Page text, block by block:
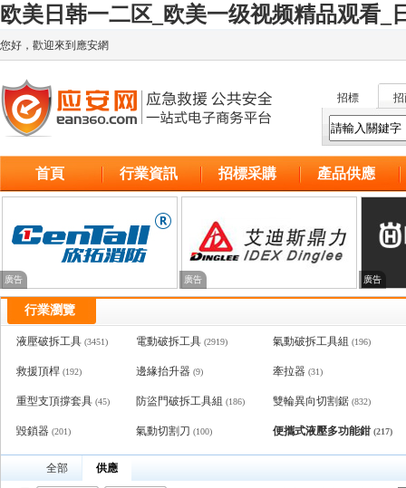
欧美日韩一二区_欧美一级视频精品观看_
您好，歡迎來到應安網
招標
首頁 行業資訊 招標采購 產品供應
廣告 廣告 廣告
行業瀏覽
液壓破拆工具 (3451) 電動破拆工具 (2919) 氣動破拆工具組 (196)
救援頂桿 (192) 邊緣抬升器 (9) 牽拉器 (31)
重型支頂撐套具 (45) 防盜門破拆工具組 (186) 雙輪異向切割鋸 (832)
毀鎖器 (201) 氣動切割刀 (100) 便攜式液壓多功能鉗 (217)
全部 供應